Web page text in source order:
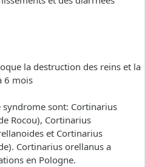
la destruction des reins et la
6 mois
syndrome sont: Cortinarius
Rocou), Cortinarius
et Cortinarius
Cortinarius orellanus a
en Pologne.